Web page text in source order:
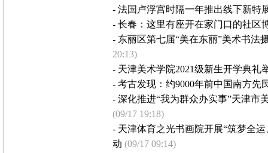
-法国卢浮宫时隔一年推出线下新特
-长春：这里有座开在家门口的社区
- 东丽区第七届“美在东丽”美术书法
20:13)
- 天津美术学院2021级新生开学典礼
-考古发现：约9000年前中国南方先
-深化推进“我为群众办实事”天津市
(09/17 19:18)
- 天津体育之光书画院开展“筑梦全
动 (09/17 09:14)